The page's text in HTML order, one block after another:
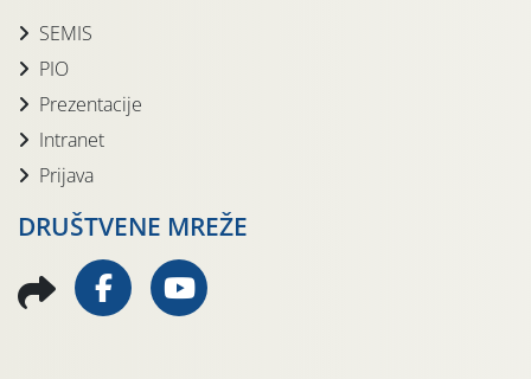
SEMIS
PIO
Prezentacije
Intranet
Prijava
DRUŠTVENE MREŽE